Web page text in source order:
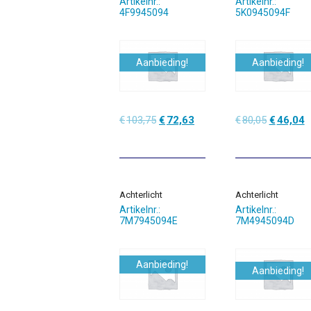
4F9945094
Aanbieding!
€103,75 Oorspronkelijke
€103,75.
€ 72,63
€72,63.
5K0945094F
Aanbieding!
€80,05
€80,05.
€46,04
Achterlicht
Artikelnr.:
7M7945094E
Aanbieding!
Achterlicht
Artikelnr.:
7M4945094D
Aanbieding!